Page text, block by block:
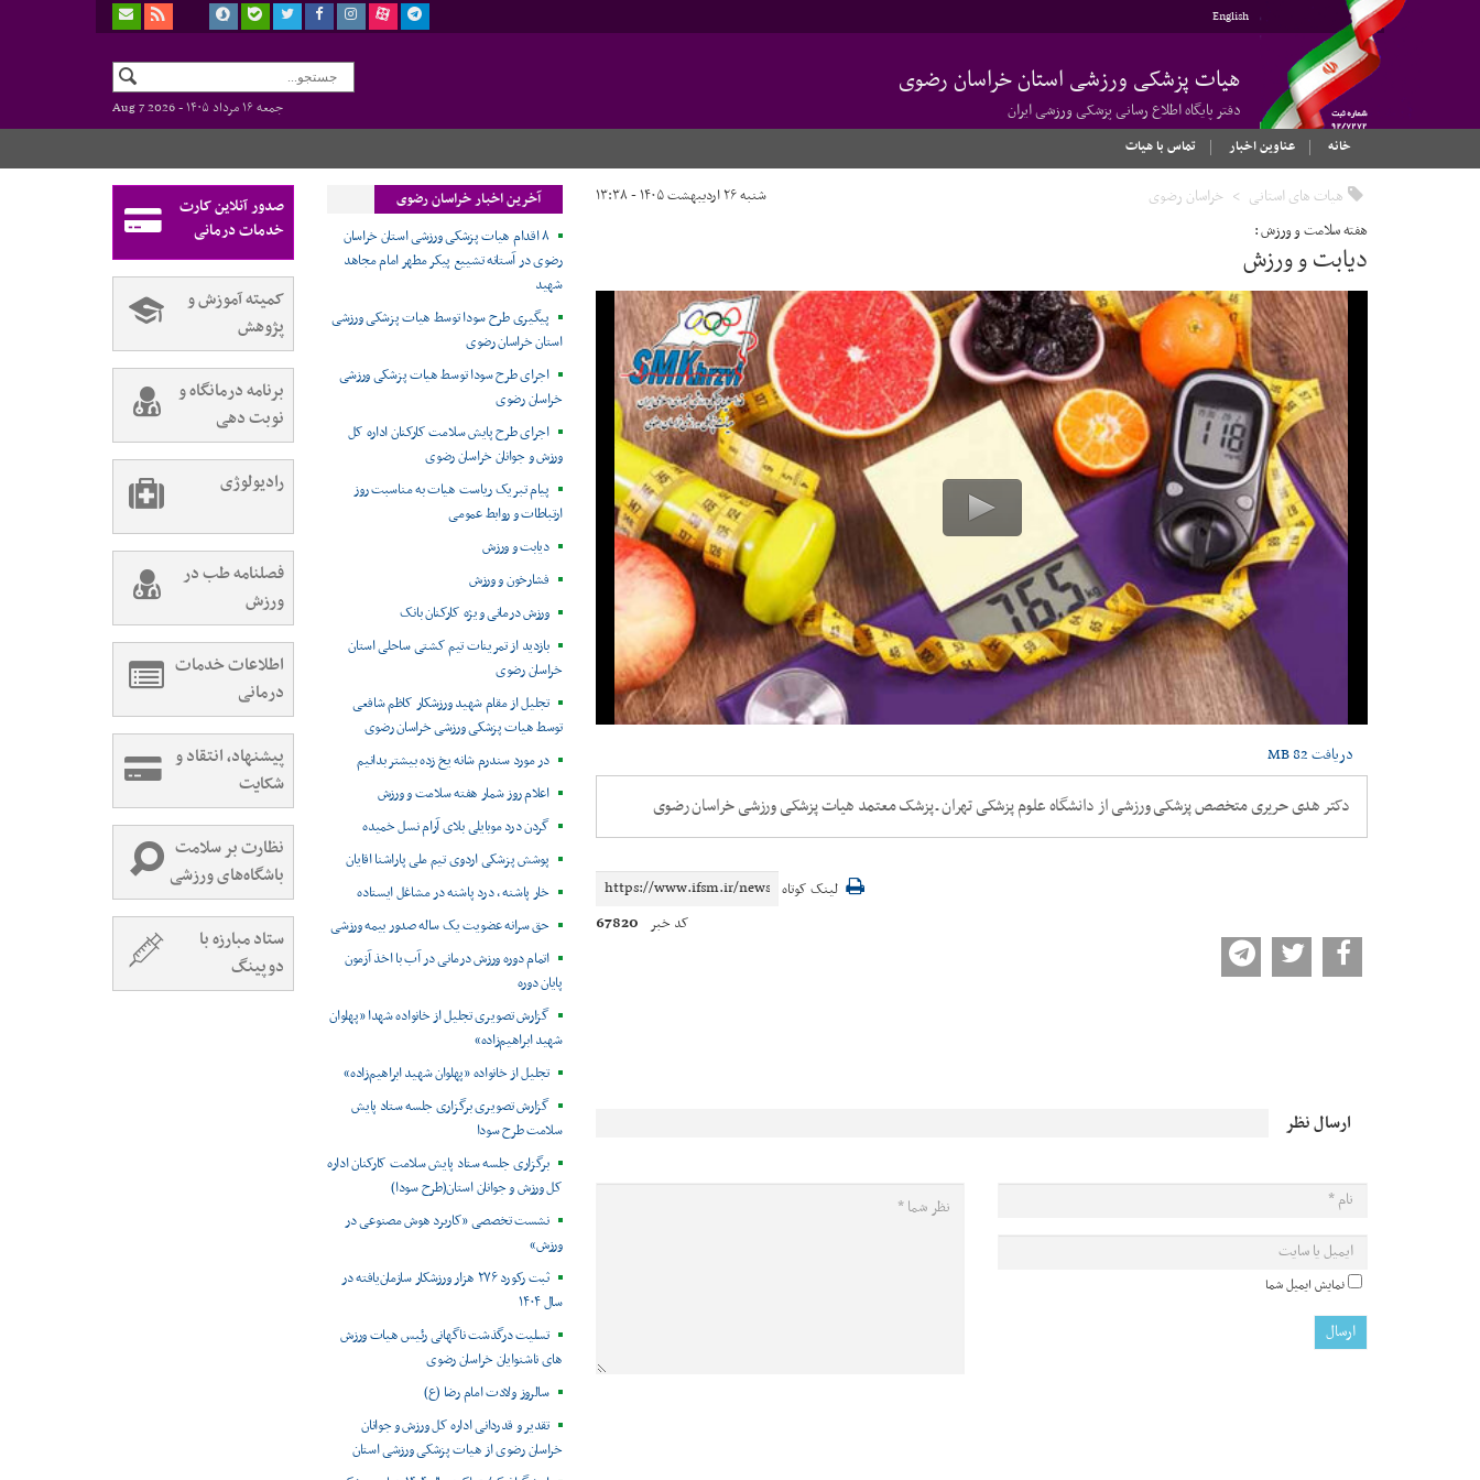
English
هیات پزشکی ورزشی استان خراسان رضوی
دفتر پایگاه اطلاع رسانی پزشکی ورزشی ایران جمعه ۱۶ مرداد ۱۴۰۵ -
Aug 7 2026
خانه
عناوین اخبار تماس با هیات
هیات های استانی خراسان رضوی شنبه ۲۶ اردیبهشت ۱۴۰۵ - ۱۳:۳۸
هفته سلامت و ورزش :
دیابت و ورزش
دریافت82 MB
دکتر هدی حریری متخصص پزشکی ورزشی از دانشگاه علوم پزشکی تهران ـ پزشک معتمد هیات پزشکی ورزشی خراسان رضوی
لینک کوتاه
کد خبر 67820
ارسال نظر
نمایش ایمیل شما
آخرین اخبار خراسان رضوی
۸ اقدام هیات پزشکی ورزشی استان خراسان
رضوی در آستانه تشییع پیکر مطهر امام مجاهد
شهید
پیگیری طرح سودا توسط هیات پزشکی ورزشی
استان خراسان رضوی
اجرای طرح سودا توسط هیات پزشکی ورزشی
خراسان رضوی
اجرای طرح پایش سلامت کارکنان اداره کل
ورزش و جوانان خراسان رضوی
پیام تبریک ریاست هیات به مناسبت روز
ارتباطات و روابط عمومی
دیابت و ورزش
فشارخون و ورزش
ورزش درمانی ویژه کارکنان بانک
بازدید از تمرینات تیم کشتی ساحلی استان
خراسان رضوی
تجلیل از مقام شهید ورزشکار کاظم شافعی
توسط هیات پزشکی ورزشی خراسان رضوی
در مورد سندرم شانه یخ زده بیشتر بدانیم
اعلام روز شمار هفته سلامت و ورزش
گردن درد موبایلی بلای آرام نسل خمیده
پوشش پزشکی اردوی تیم ملی پاراشنا اقایان
خار پاشنه ، درد پاشنه در مشاغل ایستاده
حق سرانه عضویت یک ساله صدور بیمه ورزشی
اتمام دوره ورزش درمانی در آب با اخذ آزمون
پایان دوره
گزارش تصویری تجلیل از خانواده شهدا «پهلوان
شهید ابراهیم‌زاده»
تجلیل از خانواده «پهلوان شهید ابراهیم‌زاده»
گزارش تصویری برگزاری جلسه ستاد پایش
سلامت طرح سودا
برگزاری جلسه ستاد پایش سلامت کارکنان اداره
کل ورزش و جوانان استان(طرح سودا)
نشست تخصصی «کاربرد هوش مصنوعی در
ورزش»
ثبت رکورد ۲۷۶ هزار ورزشکار سازمان‌یافته در
سال ۱۴۰۴
تسلیت درگذشت ناگهانی رئیس هیات ورزش
های ناشنوایان خراسان رضوی
سالروز ولادت امام رضا (ع)
تقدیر و قدردانی اداره کل ورزش و جوانان
خراسان رضوی از هیات پزشکی ورزشی استان
صدور آنلاین کارت
خدمات درمانی
کمیته آموزش و
پژوهش
برنامه درمانگاه و
نوبت دهی
رادیولوژی
فصلنامه طب در
ورزش
اطلاعات خدمات
درمانی
پیشنهاد، انتقاد و
شکایت
نظارت بر سلامت
باشگاه‌های ورزشی
ستاد مبارزه با
دوپینگ